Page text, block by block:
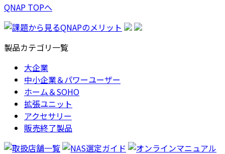
QNAP TOPへ
製品カテゴリ一覧
大企業
中小企業＆パワーユーザー
ホーム＆SOHO
拡張ユニット
アクセサリー
販売終了製品